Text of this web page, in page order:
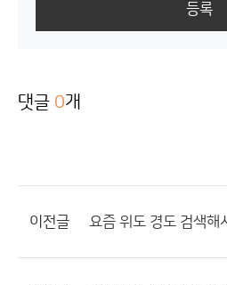
등록
댓글 0개
이전글